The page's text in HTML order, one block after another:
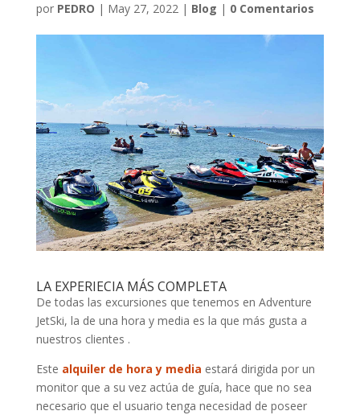
por PEDRO | May 27, 2022| Blog | 0 Comentarios
LA EXPERIECIA MÁS COMPLETA
De todas las excursiones que tenemos en Adventure
JetSki, la de una hora y media es la que más gusta a
nuestros clientes .
Este alquiler de hora y media estará dirigida por un
monitor que a su vez actúa de guía, hace que no sea
necesario que el usuario tenga necesidad de poseer